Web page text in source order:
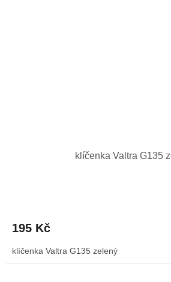
klíčenka Valtra G135
195 Kč
klíčenka Valtra G135 zelený